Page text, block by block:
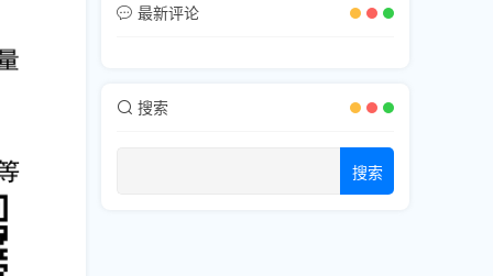
最新评论
搜索
搜索